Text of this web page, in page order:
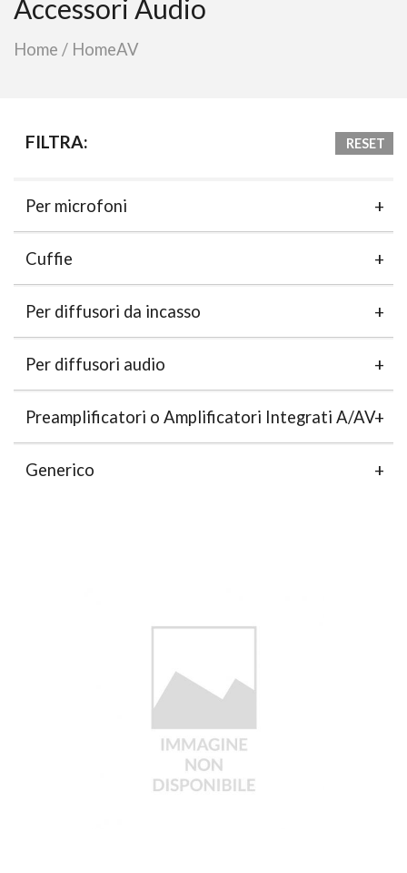
Accessori Audio
Home / HomeAV
FILTRA: RESET
Per microfoni
Cuffie
Per diffusori da incasso
Per diffusori audio
Preamplificatori o Amplificatori Integrati A/AV
Generico